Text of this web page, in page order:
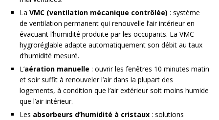
La VMC (ventilation mécanique contrôlée) : système
de ventilation permanent qui renouvelle l’air intérieur en
évacuant l’humidité produite par les occupants. La VMC
hygroréglable adapte automatiquement son débit au taux
d’humidité mesuré.
L’aération manuelle : ouvrir les fenêtres 10 minutes matin
et soir suffit à renouveler l’air dans la plupart des
logements, à condition que l’air extérieur soit moins humide
que l’air intérieur.
Les absorbeurs d’humidité à cristaux : solutions